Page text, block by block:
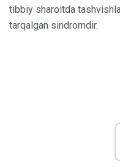
tibbiy sharoitda
tarqalgan sindromdir.